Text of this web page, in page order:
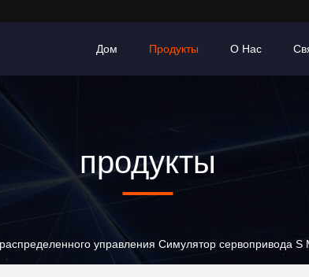
Дом Продукты О Нас
продукты
управления Симулятор сервопривода